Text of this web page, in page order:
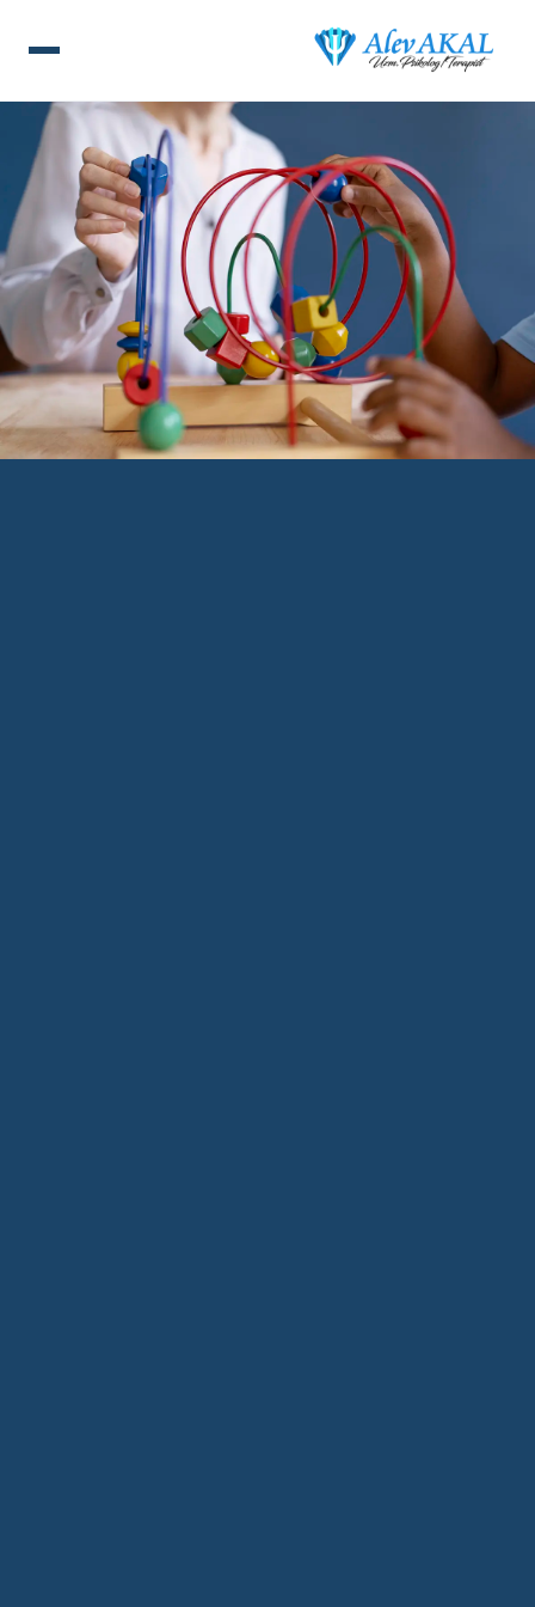
ANA SAYFA